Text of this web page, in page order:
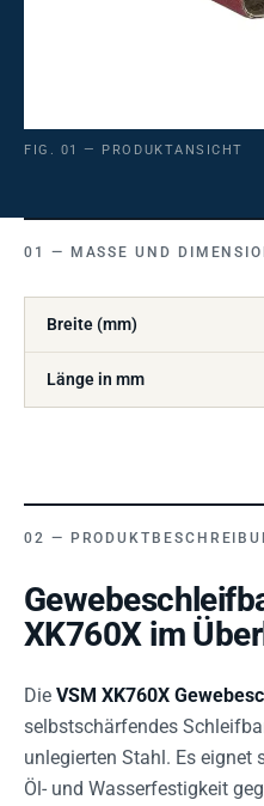
FIG. 01 — PRODUKTANSICHT
MASSE UND
Breite (mm)
Länge in mm
XK760X im
Die VSM XK760X
selbstschärfendes
unlegierten Stahl. Es
Öl- und Wasserfestigkeit